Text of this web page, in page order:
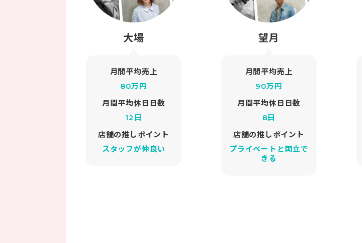
大場
月間平均売上
80万円
月間平均休日日数
12日
店舗の推しポイント
スタッフが仲良い
望月
月間平均売上
90万円
月間平均休日日数
8日
店舗の推しポイント
プライベートと両立で
きる